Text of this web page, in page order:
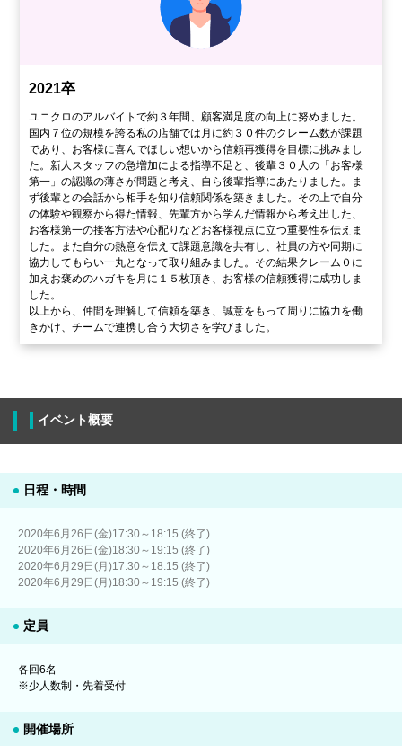
2021卒
ユニクロのアルバイトで約３年間、顧客満足度の向上に努めました。
国内７位の規模を誇る私の店舗では月に約３０件のクレーム数が課題
であり、お客様に喜んでほしい想いから信頼再獲得を目標に挑みまし
た。新人スタッフの急増加による指導不足と、後輩３０人の「お客様
第一」の認識の薄さが問題と考え、自ら後輩指導にあたりました。ま
ず後輩との会話から相手を知り信頼関係を築きました。その上で自分
の体験や観察から得た情報、先輩方から学んだ情報から考え出した、
お客様第一の接客方法や心配りなどお客様視点に立つ重要性を伝えま
した。また自分の熱意を伝えて課題意識を共有し、社員の方や同期に
協力してもらい一丸となって取り組みました。その結果クレーム０に
加えお褒めのハガキを月に１５枚頂き、お客様の信頼獲得に成功しま
した。
以上から、仲間を理解して信頼を築き、誠意をもって周りに協力を働
きかけ、チームで連携し合う大切さを学びました。
イベント概要
日程・時間
2020年6月26日(金)17:30～18:15 (終了)
2020年6月26日(金)18:30～19:15 (終了)
2020年6月29日(月)17:30～18:15 (終了)
2020年6月29日(月)18:30～19:15 (終了)
定員
各回6名
※少人数制・先着受付
開催場所